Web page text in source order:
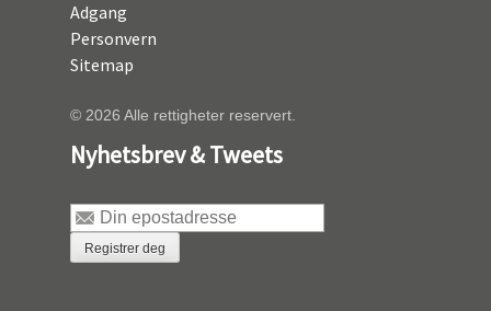
Adgang
Personvern
Sitemap
© 2026 Alle rettigheter reservert.
Nyhetsbrev & Tweets